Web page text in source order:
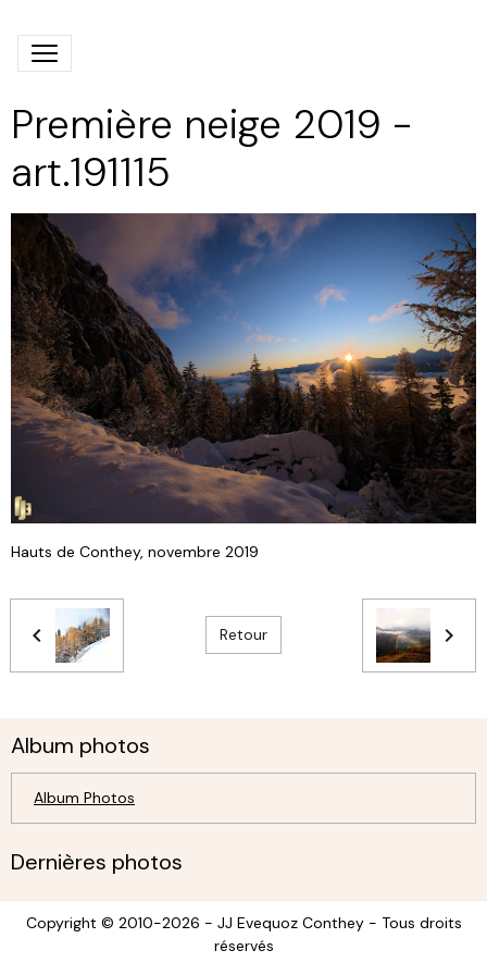
Première neige 2019 -
art.191115
Hauts de Conthey, novembre 2019
Retour
Album photos
Album Photos
Dernières photos
Copyright © 2010-2026 - JJ Evequoz Conthey - Tous droits
réservés